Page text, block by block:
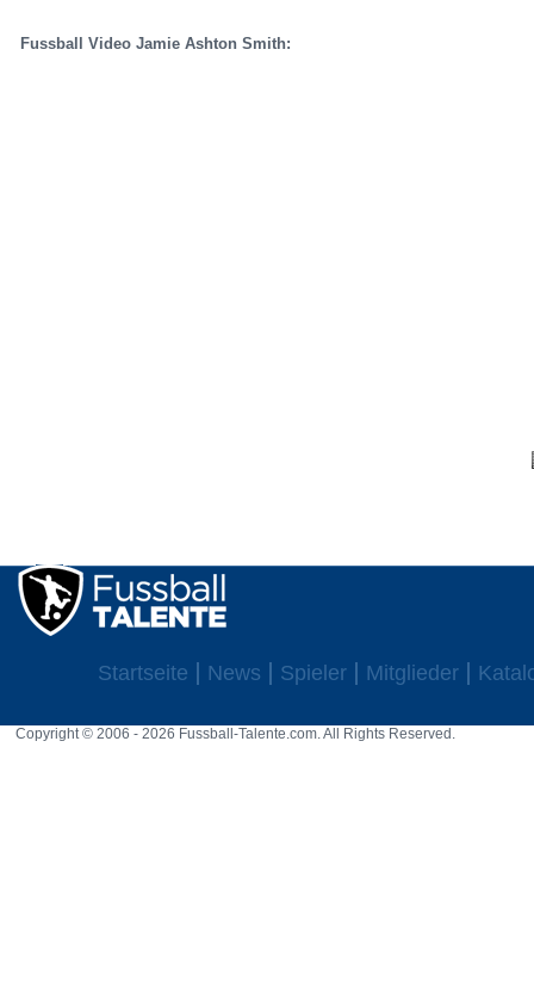
Fussball Video Jamie Ashton Smith:
Startseite News Spieler Mitglieder
Copyright © 2006 - 2026 Fussball-Talente.com. All Rights Reserved.